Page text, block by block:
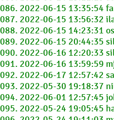
086. 2022-06-15 13:35:54
087. 2022-06-15 13:56:32
088. 2022-06-15 14:23:31
089. 2022-06-15 20:44:35
090. 2022-06-16 12:20:33
091. 2022-06-16 13:59:59
092. 2022-06-17 12:57:42
093. 2022-05-30 19:18:37
094. 2022-06-01 12:57:45
095. 2022-05-24 19:05:45